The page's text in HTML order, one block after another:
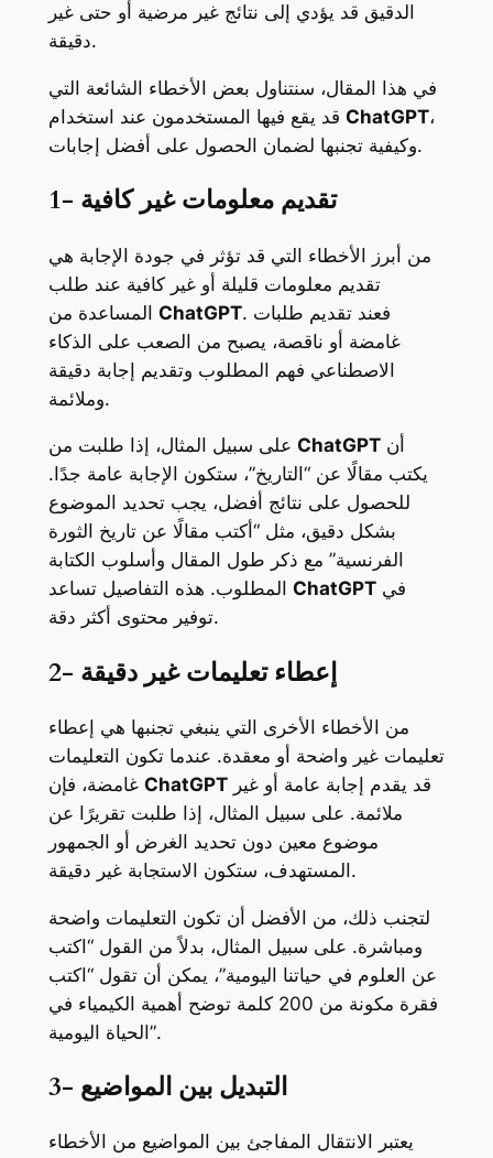
الدقيق قد يؤدي إلى نتائج غير مرضية أو حتى غير
دقيقة.
في هذا المقال، سنتناول بعض الأخطاء الشائعة التي
ChatGPT،
وكيفية تجنبها لضمان الحصول على أفضل إجابات.
1- تقديم معلومات غير كافية
من أبرز الأخطاء التي قد تؤثر في جودة الإجابة هي
تقديم معلومات قليلة أو غير كافية عند طلب
ChatGPT. فعند تقديم طلبات
غامضة أو ناقصة، يصبح من الصعب على الذكاء
الاصطناعي فهم المطلوب وتقديم إجابة دقيقة
وملائمة.
ChatGPTأن
يكتب مقالًا عن “التاريخ”، ستكون الإجابة عامة جدًا.
للحصول على نتائج أفضل، يجب تحديد الموضوع
بشكل دقيق، مثل “أكتب مقالًا عن تاريخ الثورة
الفرنسية” مع ذكر طول المقال وأسلوب الكتابة
ChatGPTفي
توفير محتوى أكثر دقة.
2- إعطاء تعليمات غير دقيقة
من الأخطاء الأخرى التي ينبغي تجنبها هي إعطاء
تعليمات غير واضحة أو معقدة. عندما تكون التعليمات
غامضة، فإن ChatGPTقد يقدم إجابة عامة أو غير
ملائمة. على سبيل المثال، إذا طلبت تقريرًا عن
موضوع معين دون تحديد الغرض أو الجمهور
المستهدف، ستكون الاستجابة غير دقيقة.
لتجنب ذلك، من الأفضل أن تكون التعليمات واضحة
ومباشرة. على سبيل المثال، بدلاً من القول “اكتب
عن العلوم في حياتنا اليومية”، يمكن أن تقول “اكتب
فقرة مكونة من 200 كلمة توضح أهمية الكيمياء في
الحياة اليومية”.
3- التبديل بين المواضيع
يعتبر الانتقال المفاجئ بين المواضيع من الأخطاء